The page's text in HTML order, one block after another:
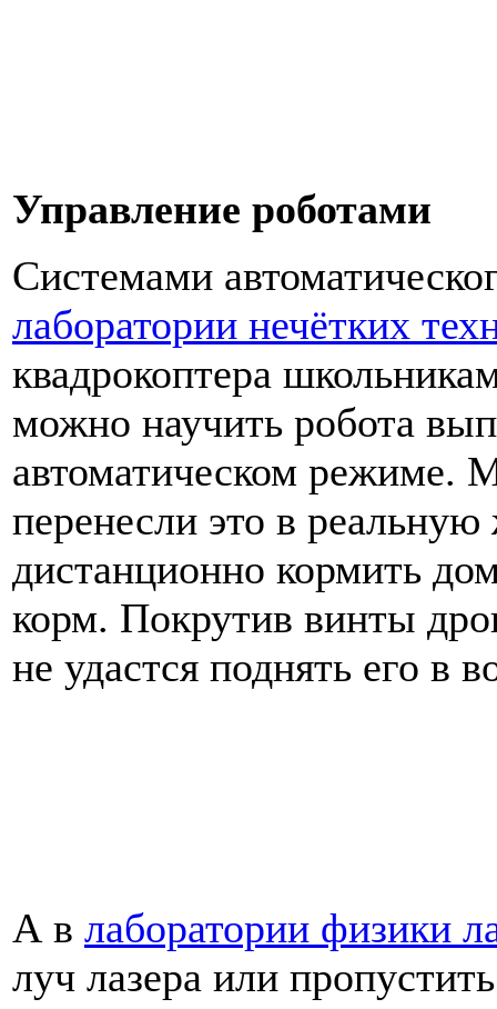
Управление роботами
Системами
лаборатории нечётких
квадрокоптера
можно научить робота
автоматическом режиме.
перенесли это в
дистанционно кормить
корм. Покрутив винты
не удастся поднять его в
А в лаборатории физики
луч лазера или